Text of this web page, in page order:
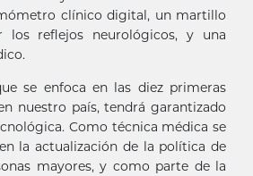
clínico digital, un martillo
los reflejos neurológicos, y una
se enfoca en las diez primeras
nuestro país, tendrá garantizado
Como técnica médica se
la actualización de la política de
mayores, y como parte de la